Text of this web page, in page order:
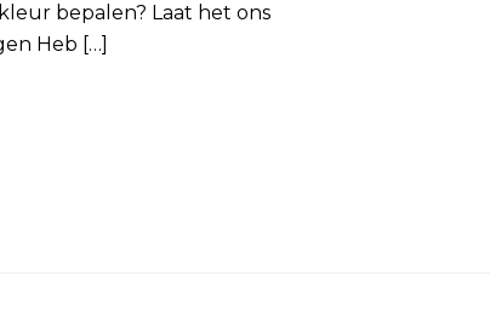
bepalen? Laat het ons
Heb […]